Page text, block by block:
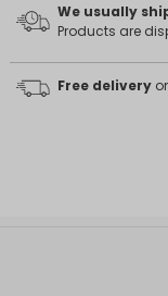
We usually
Products are
Free delivery